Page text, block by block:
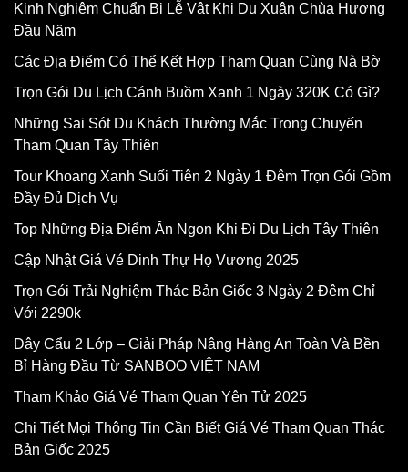
Kinh Nghiệm Chuẩn Bị Lễ Vật Khi Du Xuân Chùa Hương
Đầu Năm
Các Địa Điểm Có Thể Kết Hợp Tham Quan Cùng Nà Bờ
Trọn Gói Du Lịch Cánh Buồm Xanh 1 Ngày 320K Có Gì?
Những Sai Sót Du Khách Thường Mắc Trong Chuyến
Tham Quan Tây Thiên
Tour Khoang Xanh Suối Tiên 2 Ngày 1 Đêm Trọn Gói Gồm
Đầy Đủ Dịch Vụ
Top Những Địa Điểm Ăn Ngon Khi Đi Du Lịch Tây Thiên
Cập Nhật Giá Vé Dinh Thự Họ Vương 2025
Trọn Gói Trải Nghiệm Thác Bản Giốc 3 Ngày 2 Đêm Chỉ
Với 2290k
Dây Cẩu 2 Lớp – Giải Pháp Nâng Hàng An Toàn Và Bền
Bỉ Hàng Đầu Từ SANBOO VIỆT NAM
Tham Khảo Giá Vé Tham Quan Yên Tử 2025
Chi Tiết Mọi Thông Tin Cần Biết Giá Vé Tham Quan Thác
Bản Giốc 2025